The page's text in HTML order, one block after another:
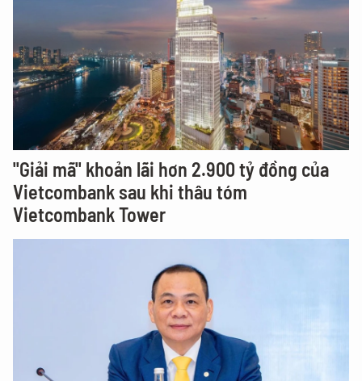
"Giải mã" khoản lãi hơn 2.900 tỷ đồng của
Vietcombank sau khi thâu tóm
Vietcombank Tower